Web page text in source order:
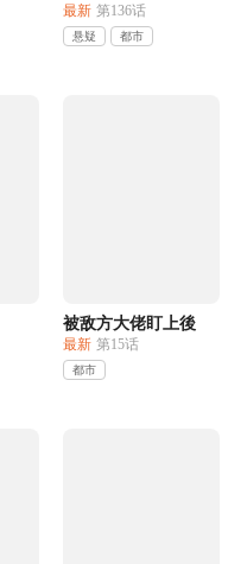
最新 第136话
悬疑 都市
被敌方大佬盯上後
最新 第15话
都市